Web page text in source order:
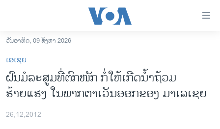
ເຂົ້າ
ຫາ
ຂ້າມ
ຂ້າມ
ຂ້າມ
ຫາ
ລາວ
ອາເມຣິກາ
ຂ່າວ​ຈີນ
ວັນອາທິດ, 09 ສິງຫາ 2026
ເອເຊຍ
ຝົນມໍລະສູມທີ່ຕົກໜັກ ກໍ່ໃຫ້ເກີດນໍ້າຖ້ວມ
ຮ້າຍແຮງ ໃນພາກຕາເວັນອອກຂອງ ມາເລເຊຍ
26,12,2012